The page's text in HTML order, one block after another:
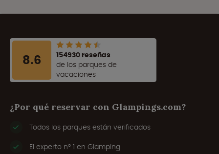
8.6
154930 reseñas
de los parques de
vacaciones
¿Por qué reservar con Glampings.com?
Todos los parques están verificados
El experto nº 1 en Glamping